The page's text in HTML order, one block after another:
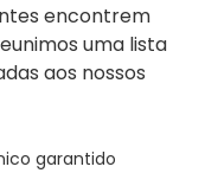
encontrem
uma lista
aos nossos
garantido